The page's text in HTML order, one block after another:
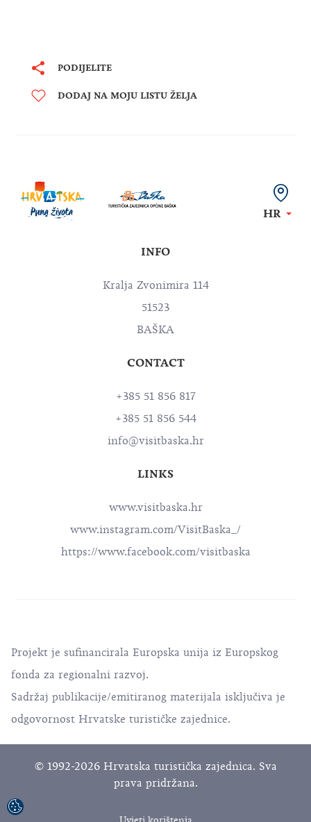
PODIJELITE
DODAJ NA MOJU LISTU ŽELJA
HR
INFO
Kralja Zvonimira 114
51523
BAŠKA
CONTACT
+385 51 856 817
+385 51 856 544
info@visitbaska.hr
LINKS
www.visitbaska.hr
www.instagram.com/VisitBaska_/
https://www.facebook.com/visitbaska
Projekt je sufinancirala Europska unija iz Europskog
fonda za regionalni razvoj.
Sadržaj publikacije/emitiranog materijala isključiva je
odgovornost Hrvatske turističke zajednice.
© 1992-2026 Hrvatska turistička zajednica. Sva
prava pridržana.